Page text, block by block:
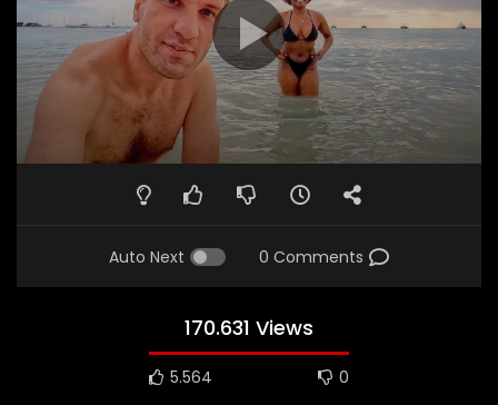
Auto Next 0 Comments
170.631 Views
5.564 0